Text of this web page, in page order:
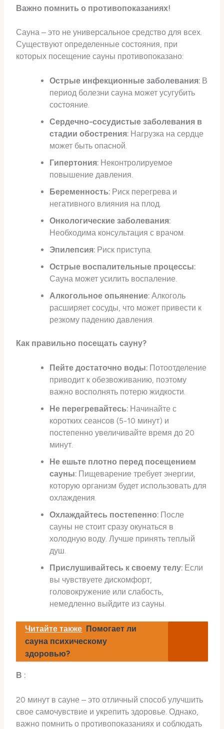
Важно помнить о противопоказаниях!
Сауна – это не универсальное средство для всех.
Существуют определенные состояния, при
которых посещение сауны противопоказано:
Острые инфекционные заболевания:В
период болезни сауна может усугубить
состояние.
Сердечно-сосудистые заболевания в
стадии обострения:Нагрузка на сердце
может быть опасной.
Гипертония:Неконтролируемое
повышение давления.
Беременность:Риск перегрева и
негативного влияния на плод.
Онкологические заболевания:
Необходима консультация с врачом.
Эпилепсия:Риск приступа.
Острые воспалительные процессы:
Сауна может усилить воспаление.
Алкогольное опьянение:Алкоголь
расширяет сосуды, что может привести к
резкому падению давления.
Как правильно посещать сауну?
Пейте достаточно воды:Потоотделение
приводит к обезвоживанию, поэтому
важно восполнять потерю жидкости.
Не перегревайтесь:Начинайте с
коротких сеансов (5-10 минут) и
постепенно увеличивайте время до 20
минут.
Не ешьте плотно перед посещением
сауны:Пищеварение требует энергии,
которую организм будет использовать для
охлаждения.
Охлаждайтесь постепенно:После
сауны не стоит сразу окунаться в
холодную воду. Лучше принять теплый
душ.
Прислушивайтесь к своему телу:Если
вы чувствуете дискомфорт,
головокружение или слабость,
немедленно выйдите из сауны.
Читайте также Помогает ли
сауна психическому
здоровью?
В :
20 минут в сауне – это отличный способ улучшить
свое самочувствие и укрепить здоровье. Однако,
важно помнить о противопоказаниях и соблюдать